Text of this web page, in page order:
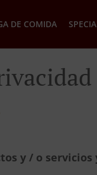
DE COMIDA
y / o